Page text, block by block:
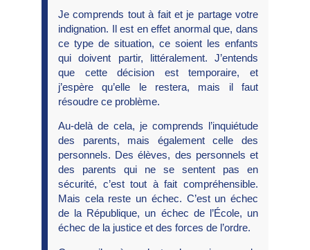
Je comprends tout à fait et je partage votre
indignation. Il est en effet anormal que, dans
ce type de situation, ce soient les enfants
qui doivent partir, littéralement. J’entends
que cette décision est temporaire, et
j’espère qu’elle le restera, mais il faut
résoudre ce problème.
Au-delà de cela, je comprends l’inquiétude
des parents, mais également celle des
personnels. Des élèves, des personnels et
des parents qui ne se sentent pas en
sécurité, c’est tout à fait compréhensible.
Mais cela reste un échec. C’est un échec
de la République, un échec de l’École, un
échec de la justice et des forces de l’ordre.